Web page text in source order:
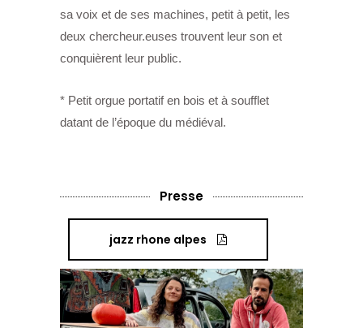
sa voix et de ses machines, petit à petit, les
deux chercheur.euses trouvent leur son et
conquièrent leur public.
* Petit orgue portatif en bois et à soufflet
datant de l’époque du médiéval.
Presse
jazz rhone alpes